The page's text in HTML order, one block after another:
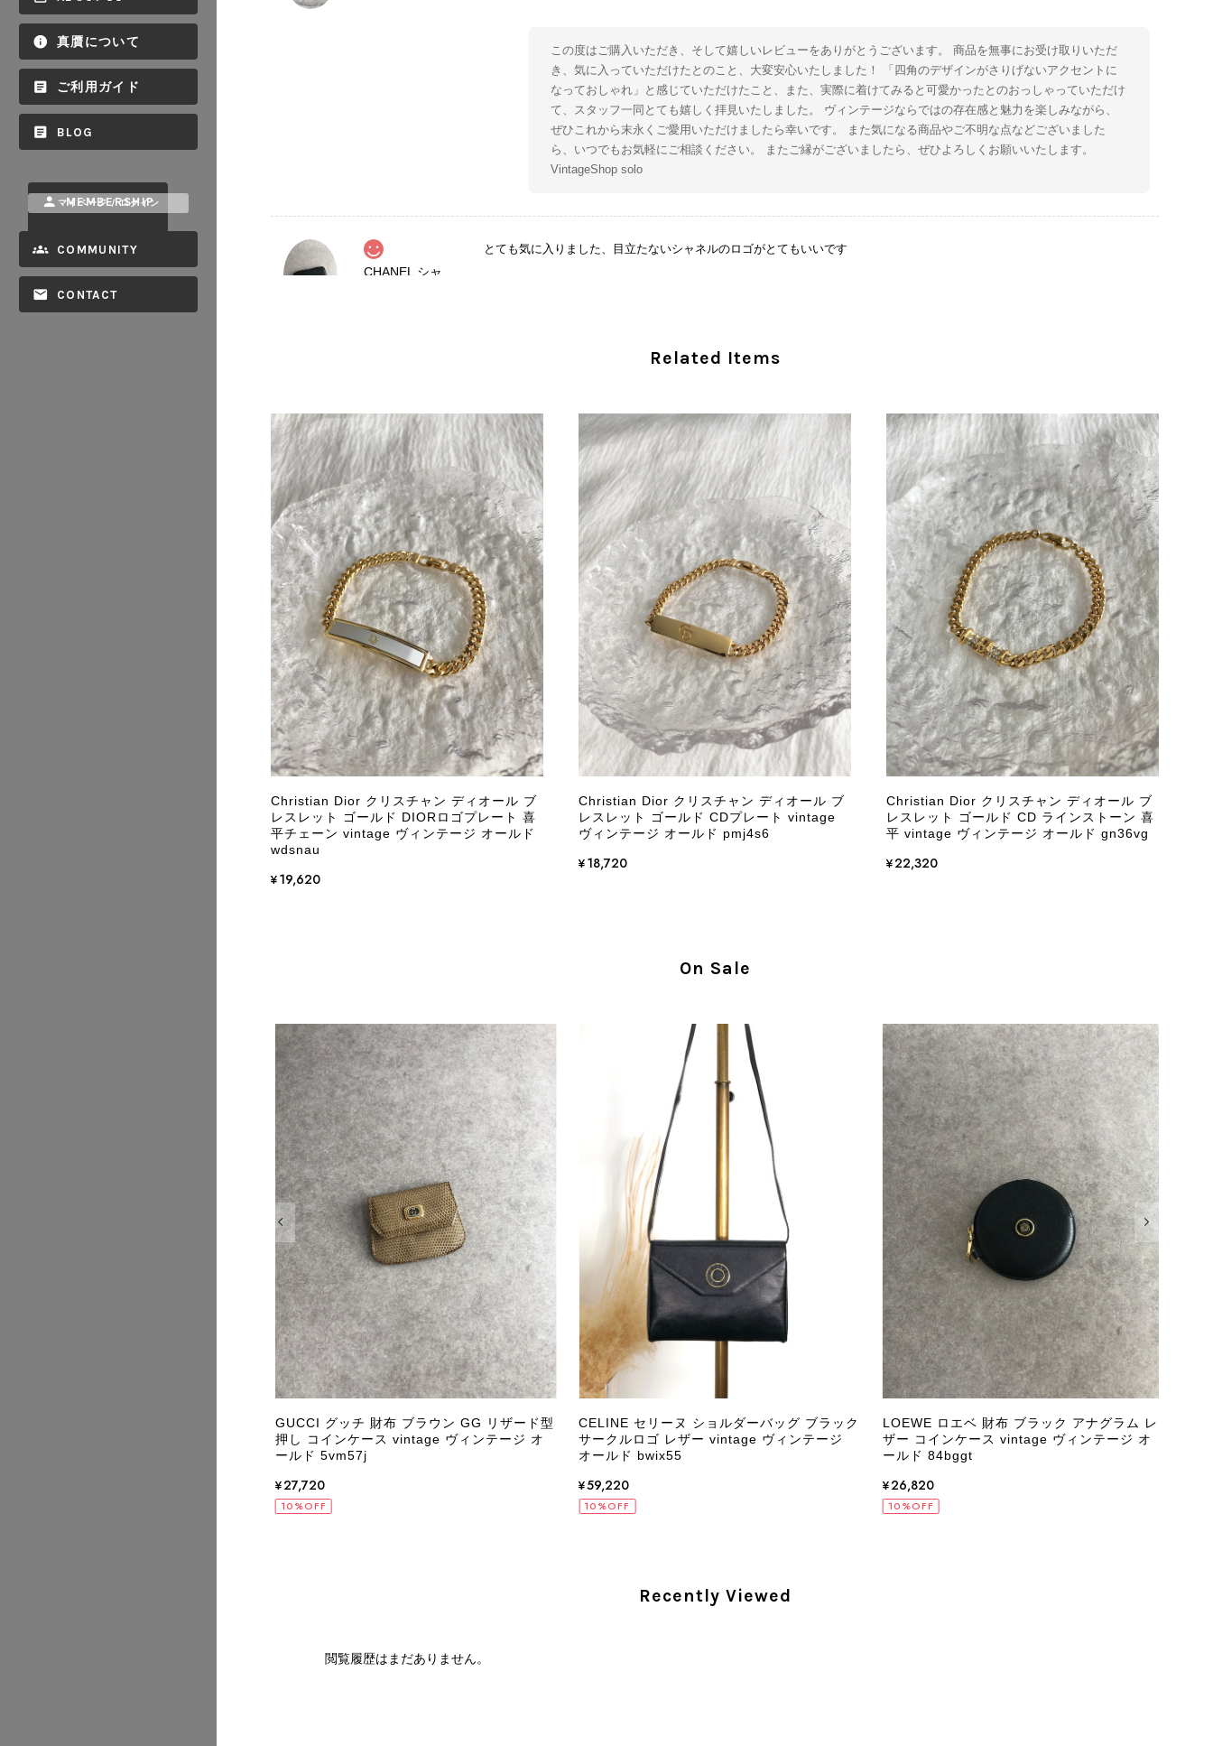
真贋について
ご利用ガイド
BLOG
MEMBERSHIP
マイページ / ログイン
COMMUNITY
CONTACT
この度はご購入いただき、そして嬉しいレビューをありがとうございます。 商品を無事にお受け取りいただ
き、気に入っていただけたとのこと、大変安心いたしました！ 「四角のデザインがさりげないアクセントに
なっておしゃれ」と感じていただけたこと、また、実際に着けてみると可愛かったとのおっしゃっていただけ
て、スタッフ一同とても嬉しく拝見いたしました。 ヴィンテージならではの存在感と魅力を楽しみながら、
ぜひこれから末永くご愛用いただけましたら幸いです。 また気になる商品やご不明な点などございました
ら、いつでもお気軽にご相談ください。 またご縁がございましたら、ぜひよろしくお願いいたします。
VintageShop solo
とても気に入りました、目立たないシャネルのロゴがとてもいいです
この度はご購入いただき、そして素敵なレビューをありがとうございます。 商品を無事にお受け取りいただ
ましたら幸いです。 また気になる商品やご不明な点などございましたら、いつでもお気軽にご相談くださ
い。 またご縁がございましたら、ぜひよろしくお願いいたします。 VintageShop solo
CELINE セリーヌ ブレスレット シルバー トリオンフ ホースビット SILVER925 vintage ヴィンテージ オールド 7f8hjn
2026/08/05
CELINE セリーヌ ショルダーバッグ ブラック ガンチーニ レザー 2way vintage ヴィンテージ オールド nifgs8
2026/08/01
外装内装ともにAランクの商品を購入しました。 しかし、実際に届いた商品は、写真には写っていない内側の蛇腹部分と全面ポ
ケットにカビがびっしりと生えていました。 とてもAランクとは思えない状態で、見た瞬間に気持ち悪さを感じ、とても使用で
きる状態ではありません。 ヴィンテージ品であることは理解しており、多少の経年劣化は承知のうえで購入しています。 しか
し、このような状態であれば、商品説明や掲載写真で事前に明記していただくべきだと思います。 実は以前こちらで購入した際
にも、写真には写っていない内側部分に目立つ汚れがありました。 そのときはたまたまだと思っていましたが、今回も掲載内容
だけでは判断できない状態の商品が届きとても残念です。 決して安い買い物ではなかったため、ショックも大きかったです。
私は今後こちらで購入することはないですが、同じような思いをする購入者が出ないよう、商品の状態をより正確に記載し、見
えない部分も含めて写真や説明で分かるよう改善していただきたいです。
この度は、楽しみにお待ちいただいた商品で、衛生面へのご不安を含め、残念な思いをおかけしましたこと、
心よりお詫び申し上げます。お受け取りになった際のお気持ちを思うと、大変心苦しく感じております。 今
回の商品につきましては、当店よりご連絡のうえ、返品・返金を含め、責任をもって対応してまいります。
確認された場合には、当店の検品時の見落としとして真摯に受け止め、検品方法と状態の伝え方を改めて見直
Salvatore Ferragamo サルヴァトーレ フェラガモ ショルダーバッグ ブラウン ガンチーニ スエード ワンショルダーバッグ vintage ヴィンテージ オールド dgh7fy
2026/07/30
商品が直ぐに届きました。思った以上に素敵なお品でした。またご縁が有りましたら宜しくお願い致します。
この度はご購入いただき、そして素敵なレビューをありがとうございます。 商品を無事にお受け取りいただ
き、また迅速にお届けできたとのこと、大変安心いたしました！ さらに、「思った以上に素敵なお品でし
た」とのお言葉をいただき、スタッフ一同とても嬉しく、何よりの励みになります。 ぜひこちらの商品を末
永くご愛用いただけましたら幸いです。 また気になる商品やご不明な点などございましたら、いつでもお気
軽にご相談ください。 またご縁がございましたら、ぜひよろしくお願いいたします。 VintageShop solo
PRADA プラダ VITELLO PHENIX ショルダーバッグ ブラウン ロゴ レザー 2WAY BL0805 vintage ヴィンテージ オールド 2rpjby
2026/07/23
Related Items
Christian Dior クリスチャン ディオール ブ
レスレット ゴールド DIORロゴプレート 喜
平チェーン vintage ヴィンテージ オールド
wdsnau
¥19,620
Christian Dior クリスチャン ディオール ブ
レスレット ゴールド CDプレート vintage
ヴィンテージ オールド pmj4s6
¥18,720
Christian Dior クリスチャン ディオール ブ
レスレット ゴールド CD ラインストーン 喜
平 vintage ヴィンテージ オールド gn36vg
¥22,320
On Sale
GUCCI グッチ 財布 ブラウン GG リザード型
押し コインケース vintage ヴィンテージ オ
ールド 5vm57j
¥27,720
10%OFF
CELINE セリーヌ ショルダーバッグ ブラック
サークルロゴ レザー vintage ヴィンテージ
オールド bwix55
¥59,220
10%OFF
LOEWE ロエベ 財布 ブラック アナグラム レ
ザー コインケース vintage ヴィンテージ オ
ールド 84bggt
¥26,820
10%OFF
Recently Viewed
閲覧履歴はまだありません。